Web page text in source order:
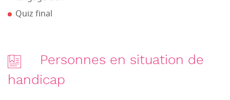
Quiz final
Personnes en situation de
handicap